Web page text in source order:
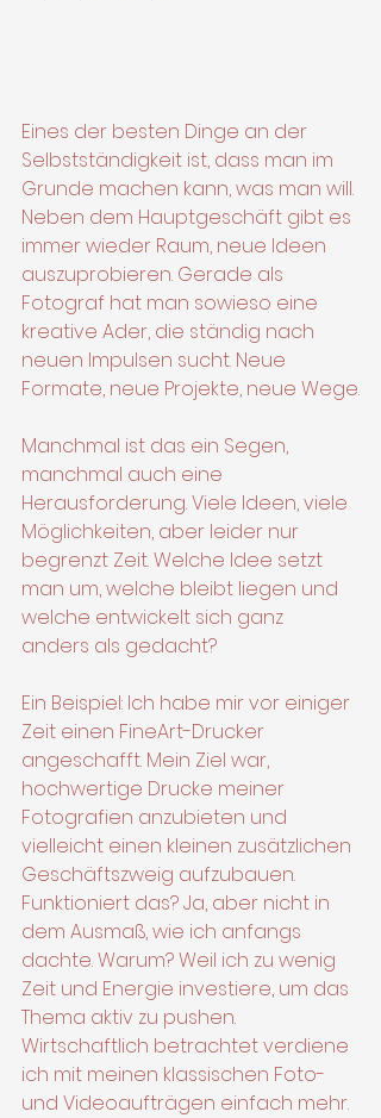
Eines der besten Dinge an der
Selbstständigkeit ist, dass man im
Grunde machen kann, was man will.
Neben dem Hauptgeschäft gibt es
immer wieder Raum, neue Ideen
auszuprobieren. Gerade als
Fotograf hat man sowieso eine
kreative Ader, die ständig nach
neuen Impulsen sucht. Neue
Formate, neue Projekte, neue Wege.
Manchmal ist das ein Segen,
manchmal auch eine
Herausforderung. Viele Ideen, viele
Möglichkeiten, aber leider nur
begrenzt Zeit. Welche Idee setzt
man um, welche bleibt liegen und
welche entwickelt sich ganz
anders als gedacht?
Ein Beispiel: Ich habe mir vor einiger
Zeit einen FineArt-Drucker
angeschafft. Mein Ziel war,
hochwertige Drucke meiner
Fotografien anzubieten und
vielleicht einen kleinen zusätzlichen
Geschäftszweig aufzubauen.
Funktioniert das? Ja, aber nicht in
dem Ausmaß, wie ich anfangs
dachte. Warum? Weil ich zu wenig
Zeit und Energie investiere, um das
Thema aktiv zu pushen.
Wirtschaftlich betrachtet verdiene
ich mit meinen klassischen Foto-
und Videoaufträgen einfach mehr.